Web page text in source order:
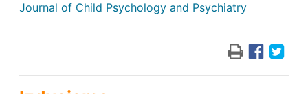
Journal of Child Psychology and Psychiatry